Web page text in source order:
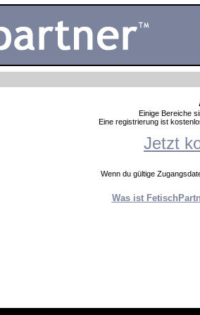
Einige Bereiche
Eine registrierung ist
Jetzt
Wenn du gültige
Was ist